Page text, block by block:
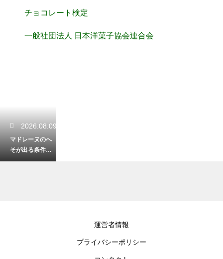
チョコレート検定
一般社団法人 日本洋菓子協会連合会
2026.08.09
マドレーヌのへ
そが出る条件
は？しっかり膨
運営者情報
プライバシーポリシー